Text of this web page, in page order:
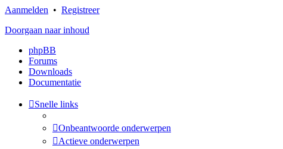
Aanmelden • Registreer
Doorgaan naar inhoud
phpBB
Forums
Downloads
Documentatie
Snelle links
Onbeantwoorde onderwerpen
Actieve onderwerpen